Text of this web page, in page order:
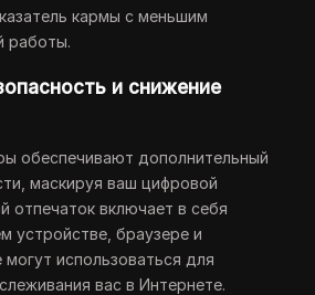
кармы с меньшим
работы.
и снижение
обеспечивают дополнительный
маскируя ваш цифровой
отпечаток включает в себя
устройстве, браузере и
использоваться для
вас в Интернете.